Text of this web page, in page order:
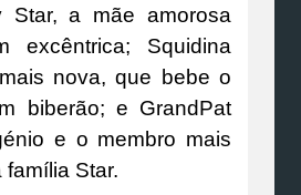
Star, a mãe amorosa
excêntrica; Squidina
nova, que bebe o
biberão; e GrandPat
e o membro mais
família Star.